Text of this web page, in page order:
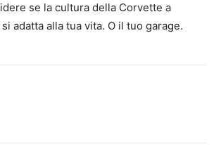
se la cultura della Corvette a
adatta alla tua vita. O il tuo garage.